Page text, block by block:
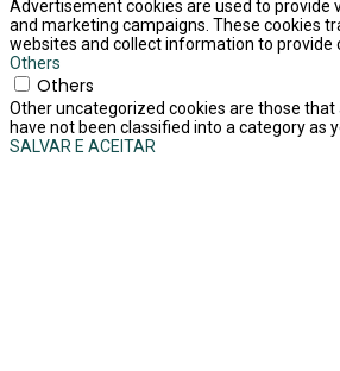
Advertisement cookies are used to provide
and marketing campaigns. These cookies
websites and collect information to provide
Others
Others
Other uncategorized cookies are those that
have not been classified into a category as
SALVAR E ACEITAR